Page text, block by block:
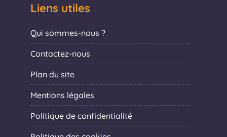
Liens utiles
Qui sommes-nous ?
Contactez-nous
Plan du site
Mentions légales
Politique de confidentialité